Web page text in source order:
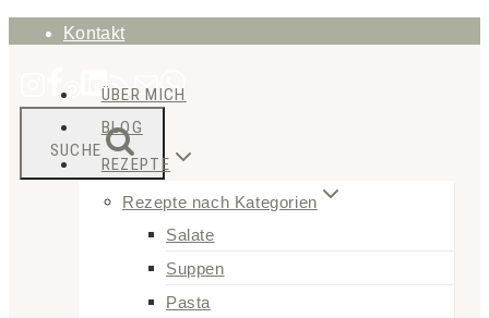
springen
Kontakt
SUCHE
ÜBER MICH
BLOG
REZEPTE
Rezepte nach Kategorien
Salate
Suppen
Pasta